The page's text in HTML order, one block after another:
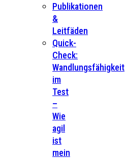
Publikationen
&
Leitfäden
Quick-
Check:
Wandlungsfähigkeit
im
Test
–
Wie
agil
ist
mein